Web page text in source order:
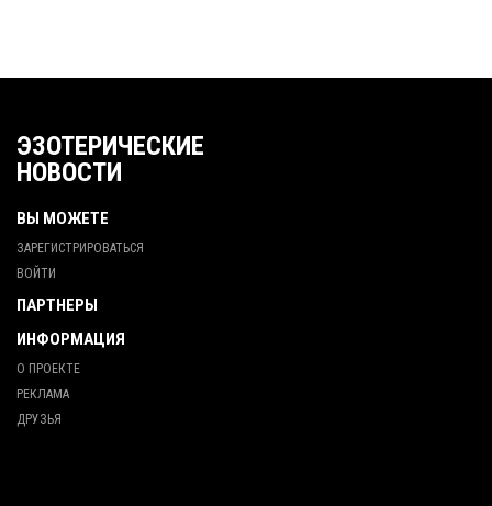
ЭЗОТЕРИЧЕСКИЕ
НОВОСТИ
ВЫ МОЖЕТЕ
ЗАРЕГИСТРИРОВАТЬСЯ
ВОЙТИ
ПАРТНЕРЫ
ИНФОРМАЦИЯ
О ПРОЕКТЕ
РЕКЛАМА
ДРУЗЬЯ